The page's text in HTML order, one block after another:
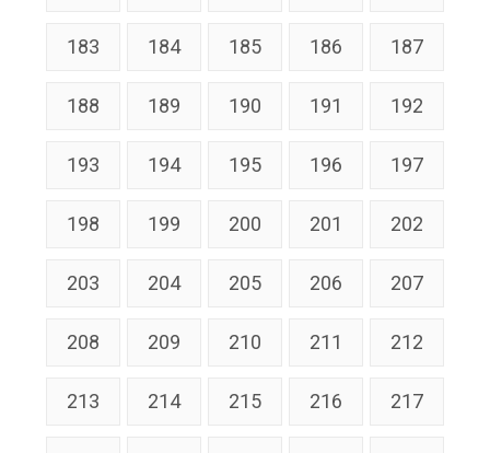
183 184 185 186 187
188 189 190 191 192
193 194 195 196 197
198 199 200 201 202
203 204 205 206 207
208 209 210 211 212
213 214 215 216 217